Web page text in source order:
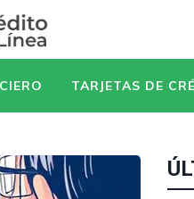
TARJETAS DE